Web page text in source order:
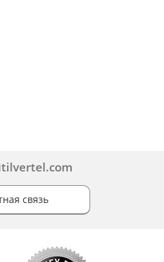
связь